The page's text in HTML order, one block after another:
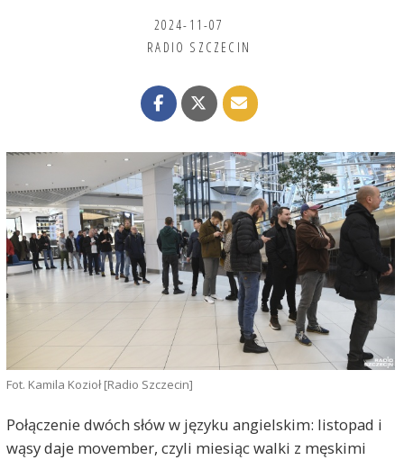
2024-11-07
RADIO SZCZECIN
Fot. Kamila Kozioł [Radio Szczecin]
Połączenie dwóch słów w języku angielskim: listopad i
wąsy daje movember, czyli miesiąc walki z męskimi